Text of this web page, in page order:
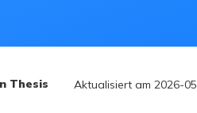
Thesis Aktualisiert am 2026-